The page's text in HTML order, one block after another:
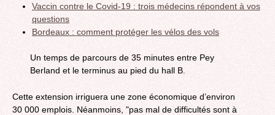
Vaccin contre le Covid-19 : trois médecins répondent à vos
questions
Bordeaux : comment protéger les vélos des vols
Un temps de parcours de 35 minutes entre Pey
Berland et le terminus au pied du hall B.
Cette extension irriguera une zone économique d’environ
30 000 emplois. Néanmoins, "pas mal de difficultés sont à